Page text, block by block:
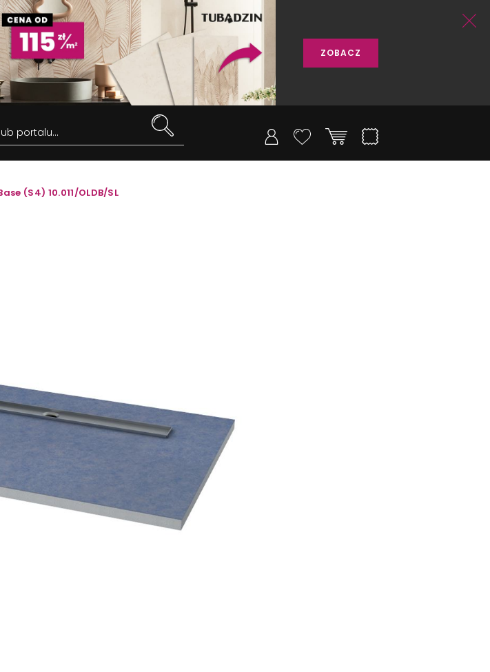
ZOBACZ
portalu...
(S4) 10.011/OLDB/SL